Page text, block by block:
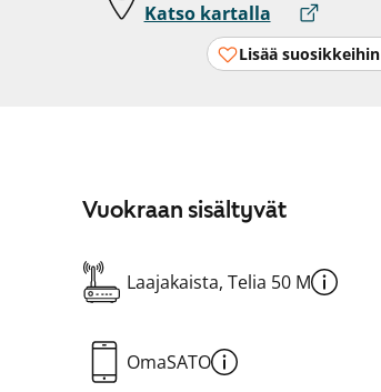
Katso kartalla
Lisää suosikkeihin
Vuokraan sisältyvät
Laajakaista, Telia 50 M
OmaSATO